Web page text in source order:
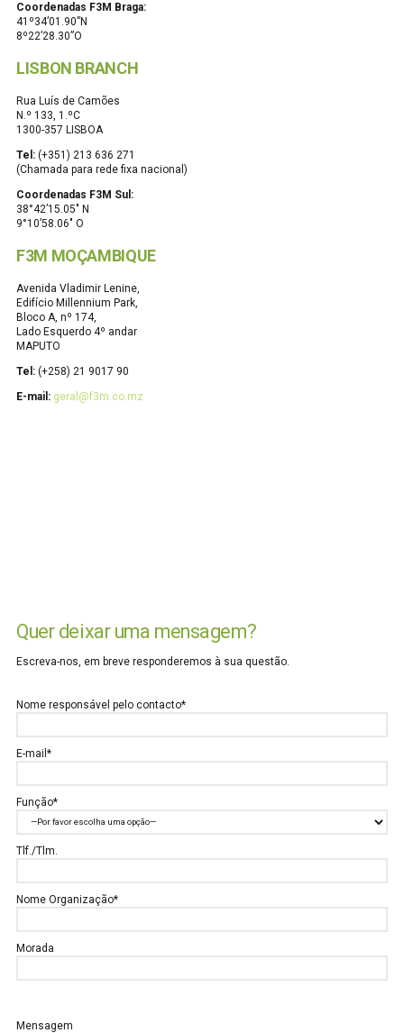
Coordenadas F3M Braga:
41º34’01.90”N
8º22’28.30”O
LISBON BRANCH
Rua Luís de Camões
N.º 133, 1.ºC
1300-357 LISBOA
Tel: (+351) 213 636 271
(Chamada para rede fixa nacional)
Coordenadas F3M Sul:
38°42’15.05″ N
9°10’58.06″ O
F3M MOÇAMBIQUE
Avenida Vladimir Lenine,
Edifício Millennium Park,
Bloco A, nº 174,
Lado Esquerdo 4º andar
MAPUTO
Tel: (+258) 21 9017 90
E-mail: geral@f3m.co.mz
Quer deixar uma mensagem?
Escreva-nos, em breve responderemos à sua questão.
Nome responsável pelo contacto*
E-mail*
Função*
Tlf./Tlm.
Nome Organização*
Morada
Mensagem